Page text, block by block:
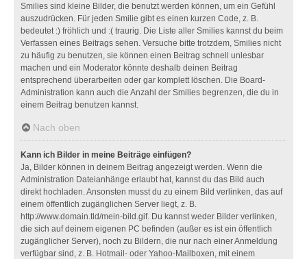
Smilies sind kleine Bilder, die benutzt werden können, um ein Gefühl
auszudrücken. Für jeden Smilie gibt es einen kurzen Code, z. B.
bedeutet :) fröhlich und :( traurig. Die Liste aller Smilies kannst du beim
Verfassen eines Beitrags sehen. Versuche bitte trotzdem, Smilies nicht
zu häufig zu benutzen, sie können einen Beitrag schnell unlesbar
machen und ein Moderator könnte deshalb deinen Beitrag
entsprechend überarbeiten oder gar komplett löschen. Die Board-
Administration kann auch die Anzahl der Smilies begrenzen, die du in
einem Beitrag benutzen kannst.
Nach oben
Kann ich Bilder in meine Beiträge einfügen?
Ja, Bilder können in deinem Beitrag angezeigt werden. Wenn die
Administration Dateianhänge erlaubt hat, kannst du das Bild auch
direkt hochladen. Ansonsten musst du zu einem Bild verlinken, das auf
einem öffentlich zugänglichen Server liegt, z. B.
http://www.domain.tld/mein-bild.gif. Du kannst weder Bilder verlinken,
die sich auf deinem eigenen PC befinden (außer es ist ein öffentlich
zugänglicher Server), noch zu Bildern, die nur nach einer Anmeldung
verfügbar sind, z. B. Hotmail- oder Yahoo-Mailboxen, mit einem